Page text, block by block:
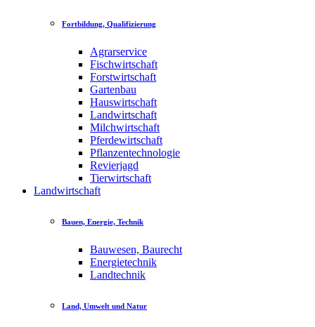
Fortbildung, Qualifizierung
Agrarservice
Fischwirtschaft
Forstwirtschaft
Gartenbau
Hauswirtschaft
Landwirtschaft
Milchwirtschaft
Pferdewirtschaft
Pflanzentechnologie
Revierjagd
Tierwirtschaft
Landwirtschaft
Bauen, Energie, Technik
Bauwesen, Baurecht
Energietechnik
Landtechnik
Land, Umwelt und Natur